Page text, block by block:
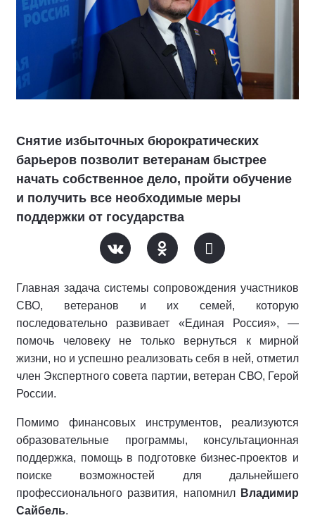
Снятие избыточных бюрократических
барьеров позволит ветеранам быстрее
начать собственное дело, пройти обучение
и получить все необходимые меры
поддержки от государства
Главная задача системы сопровождения участников
СВО, ветеранов и их семей, которую
последовательно развивает «Единая Россия», —
помочь человеку не только вернуться к мирной
жизни, но и успешно реализовать себя в ней, отметил
член Экспертного совета партии, ветеран СВО, Герой
России.
Помимо финансовых инструментов, реализуются
образовательные программы, консультационная
поддержка, помощь в подготовке бизнес-проектов и
поиске возможностей для дальнейшего
профессионального развития, напомнил Владимир
Сайбель.